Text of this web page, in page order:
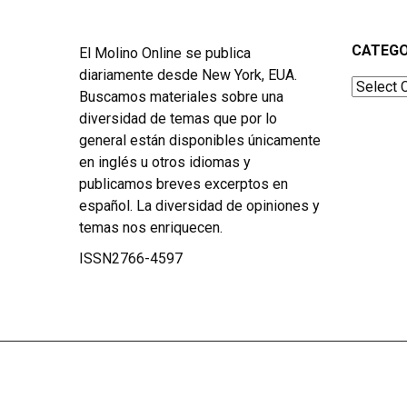
El Molino Online se publica
diariamente desde New York, EUA.
Buscamos materiales sobre una
diversidad de temas que por lo
general están disponibles únicamente
en inglés u otros idiomas y
publicamos breves excerptos en
español. La diversidad de opiniones y
temas nos enriquecen.
ISSN2766-4597